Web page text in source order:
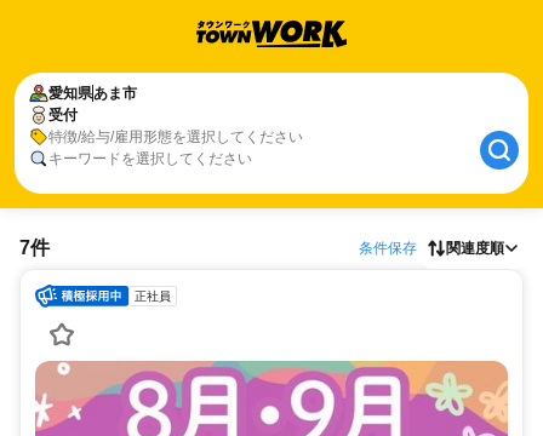
愛知県あま市
受付
特徴/給与/雇用形態を選択してください
キーワードを選択してください
7件 条件保存 関連度順
正社員